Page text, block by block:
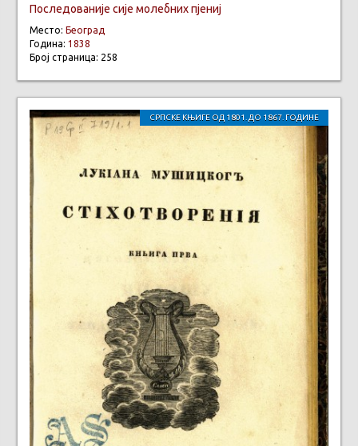
Последованије сије молебних пјениј
Место: Београд
Година: 1838
Број страница: 258
СРПСКЕ КЊИГЕ ОД 1801. ДО 1867. ГОДИНЕ